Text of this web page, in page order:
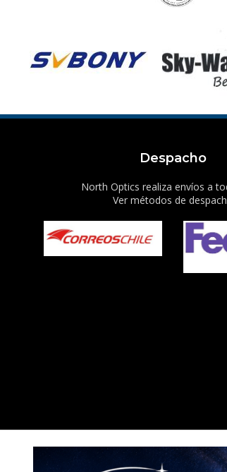
Despacho
North Optics realiza envíos a
Ver métodos de